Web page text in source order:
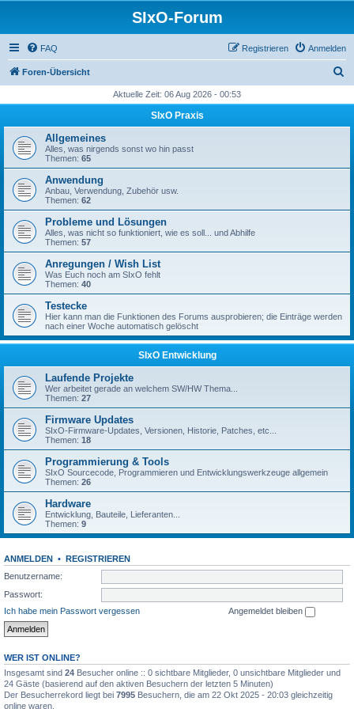
SIxO-Forum
FAQ Anmelden
Registrieren
Foren-Übersicht
h
Aktuelle Zeit: 06 Aug 2026 - 00:53
SIxO Praxis
Allgemeines
Alles, was nirgends sonst wo hin passt
Themen: 65
Anwendung
Anbau, Verwendung, Zubehör usw.
Themen: 62
Probleme und Lösungen
Alles, was nicht so funktioniert, wie es soll... und Abhilfe
Themen: 57
Anregungen / Wish List
Was Euch noch am SIxO fehlt
Themen: 40
Testecke
Hier kann man die Funktionen des Forums ausprobieren; die Einträge werden
nach einer Woche automatisch gelöscht
SIxO Entwicklung
Laufende Projekte
Wer arbeitet gerade an welchem SW/HW Thema...
Themen: 27
Firmware Updates
SIxO-Firmware-Updates, Versionen, Historie, Patches, etc...
Themen: 18
Programmierung & Tools
SIxO Sourcecode, Programmieren und Entwicklungswerkzeuge allgemein
Themen: 26
Hardware
Entwicklung, Bauteile, Lieferanten...
Themen: 9
ANMELDEN • REGISTRIEREN
Benutzername:
Passwort:
Ich habe mein Passwort vergessen
Angemeldet bleiben
WER IST ONLINE?
Insgesamt sind 24 Besucher online :: 0 sichtbare Mitglieder, 0 unsichtbare Mitglieder und
24 Gäste (basierend auf den aktiven Besuchern der letzten 5 Minuten)
Der Besucherrekord liegt bei 7995 Besuchern, die am 22 Okt 2025 - 20:03 gleichzeitig
online waren.